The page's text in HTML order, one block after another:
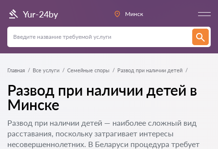
Yur-24by Минск
Главная Все услуги Семейные споры Развод при наличии детей
Развод при наличии детей в
Минске
Развод при наличии детей — наиболее сложный вид
расставания, поскольку затрагивает интересы
несовершеннолетних. В Беларуси процедура требует